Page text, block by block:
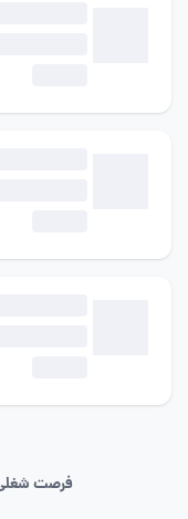
فرصت